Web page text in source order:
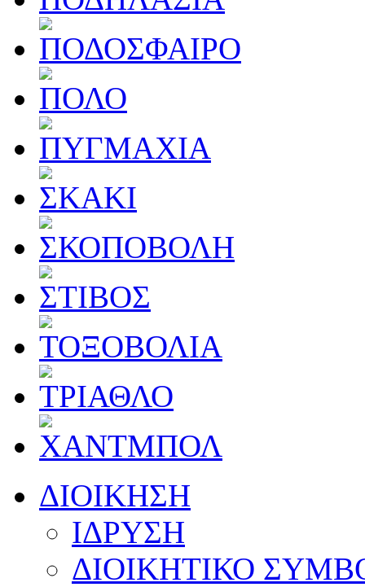
ΔΙΟΙΚΗΣΗ
ΙΔΡΥΣΗ
ΔΙΟΙΚΗΤΙΚΟ